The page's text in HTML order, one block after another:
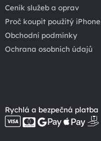
Ceník služeb a oprav
Proč koupit použitý iPhone
Obchodní podmínky
Ochrana osobních údajů
Rychlá a bezpečná platba